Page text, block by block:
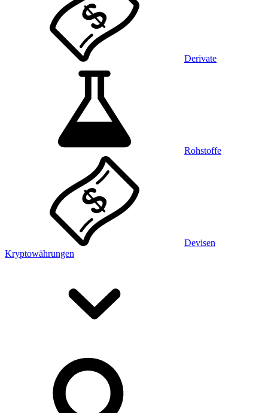
Derivate
Rohstoffe
Devisen
Kryptowährungen